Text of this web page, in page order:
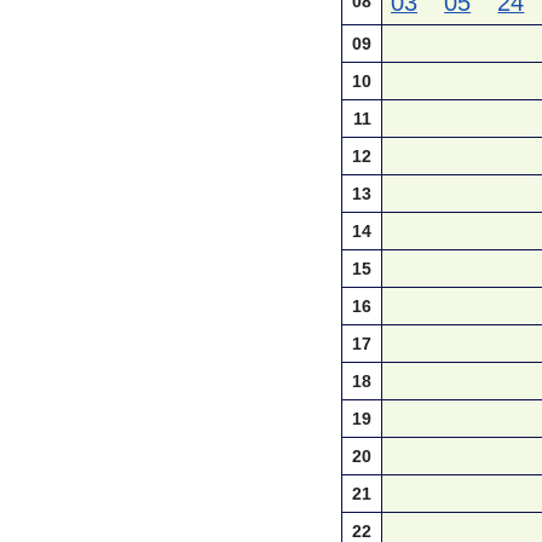
09
10
11
12
13
14
15
16
17
18
19
20
21
22